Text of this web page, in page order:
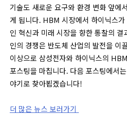
기술도 새로운 요구와 환경 변화 앞에
게 됩니다. HBM 시장에서 하이닉스
인 혁신과 미래 시장을 향한 통찰의 결
인의 경쟁은 반도체 산업의 발전을 이
이상으로 삼성전자와 하이닉스의
포스팅을 마칩니다. 다음 포스팅에서
야기로 찾아뵙겠습니다!
더 많은 뉴스 보러가기